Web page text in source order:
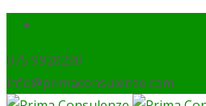
075 9920290
info@primaconsulenze.com